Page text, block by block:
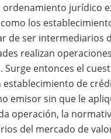
ordenamiento jurídico
los
de ser intermediarios
realizan
Surge entonces el
establecimiento de
emisor sin que le
operación, la
del mercado de